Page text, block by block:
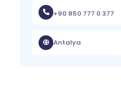
+90 850 777 0 377
Antalya